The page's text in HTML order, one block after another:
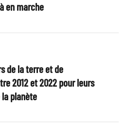
en marche
de la terre et de
2012 et 2022 pour leurs
planète